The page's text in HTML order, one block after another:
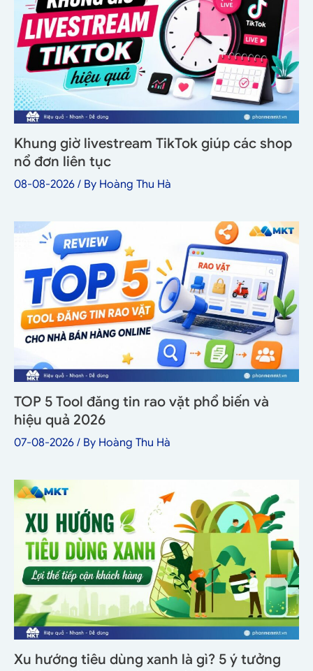
Khung giờ livestream TikTok giúp các shop
nổ đơn liên tục
08-08-2026 / By Hoàng Thu Hà
TOP 5 Tool đăng tin rao vặt phổ biến và
hiệu quả 2026
07-08-2026 / By Hoàng Thu Hà
Xu hướng tiêu dùng xanh là gì? 5 ý tưởng